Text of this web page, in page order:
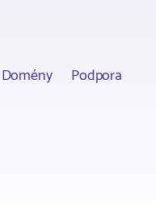
Domény Podpora